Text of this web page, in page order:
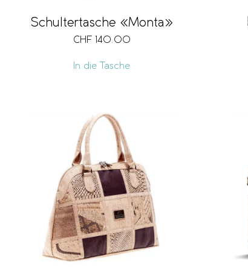
Schultertasche «Monta»
CHF 140.00
In die Tasche